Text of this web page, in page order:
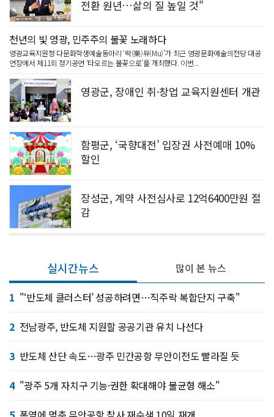
전환 원년…삶의 질 높일 것"
천년의 빛 영광, 민주주의 불꽃 노래하다
영광교육지원청 다문화학생예술동아리 ‘락(樂)뮤(Mu)’가 최근 영광문화예술의전당 대공
연장에서 제11회 정기공연 ‘타오르는 불꽃으로’를 개최했다. 이번...
영광군, 장애인 취·창업 교육지원센터 개관
함평군, ‘국향대전’ 입장권 사전예매 10%
할인
장성군, 계약 사전심사로 12억6400만원 절
감
실시간뉴스
1 "‘반도체 클러스터’ 성공하려면…직주락 복합단지 구축"
2 전남광주, 반도체 지원할 공공기관 유치 나선다
3 반도체 산단 속도…광주 민간공항 무안이전도 빨라질 듯
4 "광주 5개 자치구 기능·권한 확대해야 불균형 해소"
많이 본 뉴스